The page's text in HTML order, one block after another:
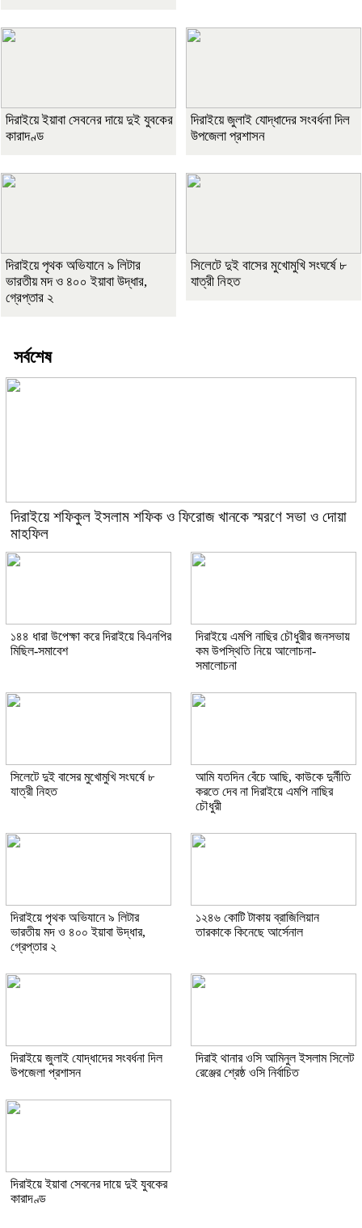
দিরাইয়ে ইয়াবা সেবনের দায়ে দুই যুবকের
কারাদণ্ড
দিরাইয়ে জুলাই যোদ্ধাদের সংবর্ধনা দিল
উপজেলা প্রশাসন
দিরাইয়ে পৃথক অভিযানে ৯ লিটার
ভারতীয় মদ ও ৪০০ ইয়াবা উদ্ধার,
গ্রেপ্তার ২
সিলেটে দুই বাসের মুখোমুখি সংঘর্ষে ৮
যাত্রী নিহত
সর্বশেষ
দিরাইয়ে শফিকুল ইসলাম শফিক ও ফিরোজ খানকে স্মরণে সভা ও দোয়া
মাহফিল
১৪৪ ধারা উপেক্ষা করে দিরাইয়ে বিএনপির
মিছিল-সমাবেশ
দিরাইয়ে এমপি নাছির চৌধুরীর জনসভায়
কম উপস্থিতি নিয়ে আলোচনা-
সমালোচনা
সিলেটে দুই বাসের মুখোমুখি সংঘর্ষে ৮
যাত্রী নিহত
আমি যতদিন বেঁচে আছি, কাউকে দুর্নীতি
করতে দেব না দিরাইয়ে এমপি নাছির
চৌধুরী
দিরাইয়ে পৃথক অভিযানে ৯ লিটার
ভারতীয় মদ ও ৪০০ ইয়াবা উদ্ধার,
গ্রেপ্তার ২
১২৪৬ কোটি টাকায় ব্রাজিলিয়ান
তারকাকে কিনেছে আর্সেনাল
দিরাইয়ে জুলাই যোদ্ধাদের সংবর্ধনা দিল
উপজেলা প্রশাসন
দিরাই থানার ওসি আমিনুল ইসলাম সিলেট
রেঞ্জের শ্রেষ্ঠ ওসি নির্বাচিত
দিরাইয়ে ইয়াবা সেবনের দায়ে দুই যুবকের
কারাদণ্ড